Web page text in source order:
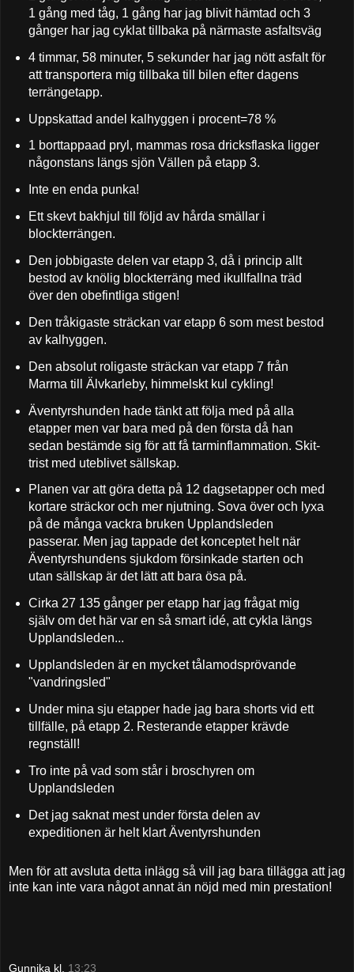
1 gång med tåg, 1 gång har jag blivit hämtad och 3
gånger har jag cyklat tillbaka på närmaste asfaltsväg
4 timmar, 58 minuter, 5 sekunder har jag nött asfalt för
att transportera mig tillbaka till bilen efter dagens
terrängetapp.
Uppskattad andel kalhyggen i procent=78 %
1 borttappaad pryl, mammas rosa dricksflaska ligger
någonstans längs sjön Vällen på etapp 3.
Inte en enda punka!
Ett skevt bakhjul till följd av hårda smällar i
blockterrängen.
Den jobbigaste delen var etapp 3, då i princip allt
bestod av knölig blockterräng med ikullfallna träd
över den obefintliga stigen!
Den tråkigaste sträckan var etapp 6 som mest bestod
av kalhyggen.
Den absolut roligaste sträckan var etapp 7 från
Marma till Älvkarleby, himmelskt kul cykling!
Äventyrshunden hade tänkt att följa med på alla
etapper men var bara med på den första då han
sedan bestämde sig för att få tarminflammation. Skit-
trist med uteblivet sällskap.
Planen var att göra detta på 12 dagsetapper och med
kortare sträckor och mer njutning. Sova över och lyxa
på de många vackra bruken Upplandsleden
passerar. Men jag tappade det konceptet helt när
Äventyrshundens sjukdom försinkade starten och
utan sällskap är det lätt att bara ösa på.
Cirka 27 135 gånger per etapp har jag frågat mig
själv om det här var en så smart idé, att cykla längs
Upplandsleden...
Upplandsleden är en mycket tålamodsprövande
"vandringsled"
Under mina sju etapper hade jag bara shorts vid ett
tillfälle, på etapp 2. Resterande etapper krävde
regnställ!
Tro inte på vad som står i broschyren om
Upplandsleden
Det jag saknat mest under första delen av
expeditionen är helt klart Äventyrshunden
Men för att avsluta detta inlägg så vill jag bara tillägga att jag
inte kan inte vara något annat än nöjd med min prestation!
Gunnika kl. 13:23